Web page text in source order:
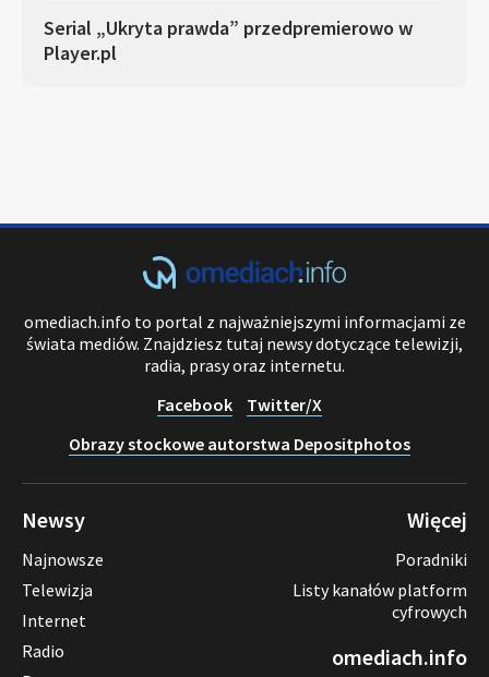
Serial „Ukryta prawda” przedpremierowo w
Player.pl
omediach.info to portal z najważniejszymi informacjami ze
świata mediów. Znajdziesz tutaj newsy dotyczące telewizji,
radia, prasy oraz internetu.
Facebook
Twitter/X
Obrazy stockowe autorstwa Depositphotos
Newsy
Najnowsze
Telewizja
Internet
Radio
Więcej
Poradniki
Listy kanałów platform
cyfrowych
omediach.info